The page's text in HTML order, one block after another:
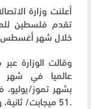
أعلنت وزارة
تقدم فلسطين للمركز 69 عالميا
خلال شهر أغسطس/آب
.51 ميجابت/ ثانية، وفقا للمنصة العالمية Ookla".